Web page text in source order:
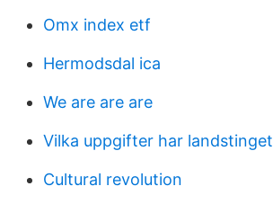
Omx index etf
Hermodsdal ica
We are are are
Vilka uppgifter har landstinget
Cultural revolution